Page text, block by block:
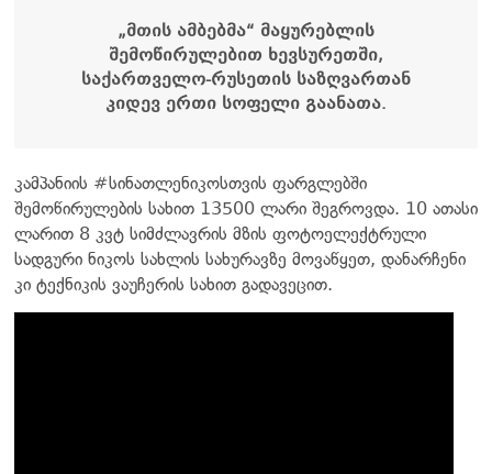
„მთის ამბებმა“ მაყურებლის
შემოწირულებით ხევსურეთში,
საქართველო-რუსეთის საზღვართან
კიდევ ერთი სოფელი გაანათა.
კამპანიის #სინათლენიკოსთვის ფარგლებში
შემოწირულების სახით 13500 ლარი შეგროვდა. 10 ათასი
ლარით 8 კვტ სიმძლავრის მზის ფოტოელექტრული
სადგური ნიკოს სახლის სახურავზე მოვაწყეთ, დანარჩენი
კი ტექნიკის ვაუჩერის სახით გადავეცით.